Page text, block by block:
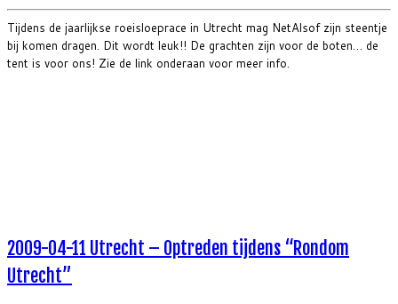
Tijdens de jaarlijkse roeisloeprace in Utrecht mag NetAlsof zijn steentje
bij komen dragen. Dit wordt leuk!! De grachten zijn voor de boten… de
tent is voor ons! Zie de link onderaan voor meer info.
2009-04-11 Utrecht – Optreden tijdens “Rondom
Utrecht”